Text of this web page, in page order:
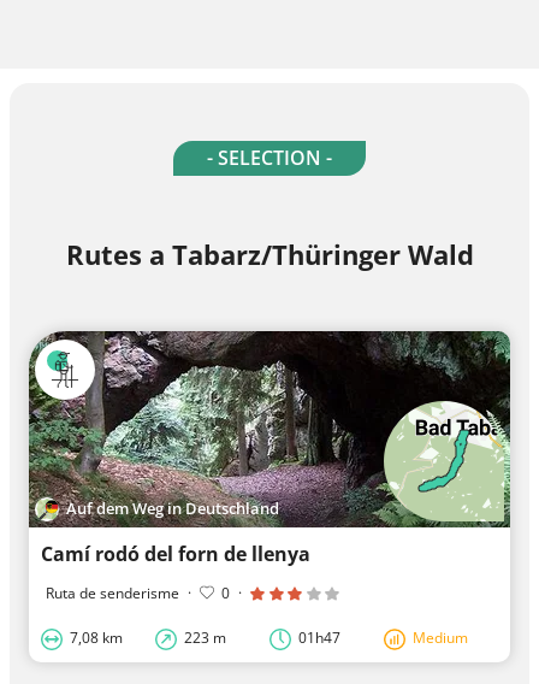
- SELECTION -
Rutes a Tabarz/Thüringer Wald
Auf dem Weg in Deutschland
Camí rodó del forn de llenya
Ruta de senderisme · 0 ·
7,08 km 223 m 01h47 Medium